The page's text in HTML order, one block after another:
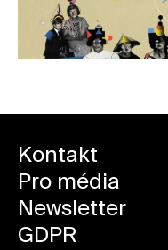
Kontakt
Pro média
Newsletter
GDPR